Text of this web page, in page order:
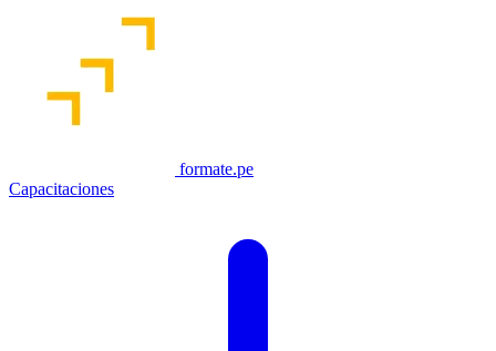
formate.pe
Capacitaciones